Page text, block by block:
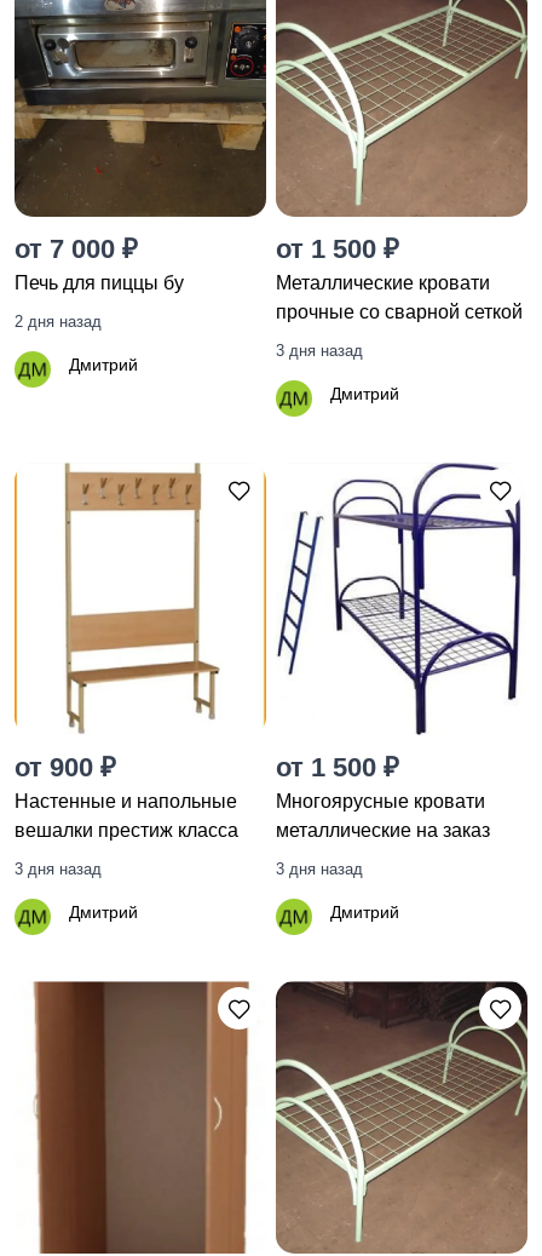
от 7 000 ₽
Печь для пиццы бу
2 дня назад
Дмитрий
от 1 500 ₽
Металлические кровати
прочные со сварной сеткой
3 дня назад
Дмитрий
от 900 ₽
Настенные и напольные
вешалки престиж класса
3 дня назад
Дмитрий
от 1 500 ₽
Многоярусные кровати
металлические на заказ
3 дня назад
Дмитрий